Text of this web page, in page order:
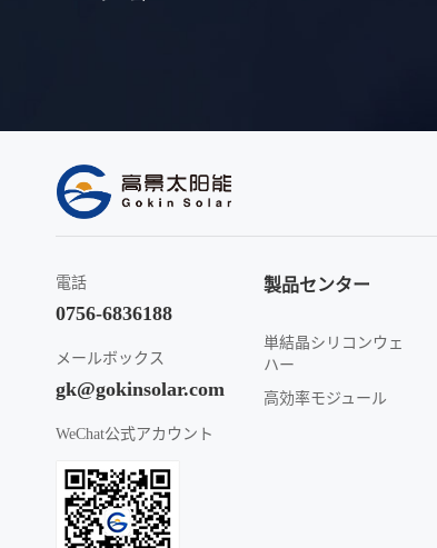
電話
0756-6836188
メールボックス
gk@gokinsolar.com
WeChat公式アカウント
製品センター
単結晶シリコンウェ
ハー
高効率モジュール